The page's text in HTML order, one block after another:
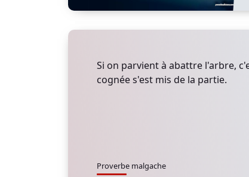
Si on parvient à abattre l'arbre,
cognée s'est mis de la partie.
Proverbe malgache